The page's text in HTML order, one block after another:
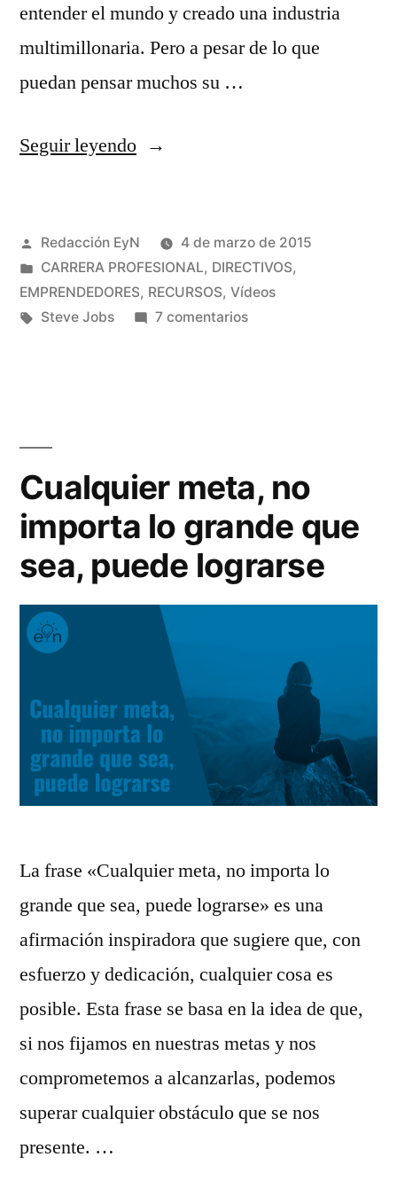
entender el mundo y creado una industria
multimillonaria. Pero a pesar de lo que
puedan pensar muchos su …
Seguir leyendo«La
Steve
Jobs:
su
año
2005»
Publicado
por
Redacción EyN
4 de marzo de 2015
Publicado
en
CARRERA PROFESIONAL, DIRECTIVOS,
EMPRENDEDORES, RECURSOS, Vídeos
Etiquetas:
Steve Jobs 7 comentariosen
discurso
Stanford
del
Cualquier meta, no
importa lo grande que
sea, puede lograrse
La frase «Cualquier meta, no importa lo
grande que sea, puede lograrse» es una
afirmación inspiradora que sugiere que, con
esfuerzo y dedicación, cualquier cosa es
posible. Esta frase se basa en la idea de que,
si nos fijamos en nuestras metas y nos
comprometemos a alcanzarlas, podemos
superar cualquier obstáculo que se nos
presente. …